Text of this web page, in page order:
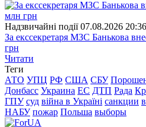
Надзвичайні події 07.08.2026
За екссекретаря МЗС Банькова
грн
Читати
Теги
АТО УПЦ РФ США СБУ
Донбасс Украина ЕС ДТП Рада
ГПУ суд війна в Україні санкции
НАБУ пожар Польша выборы